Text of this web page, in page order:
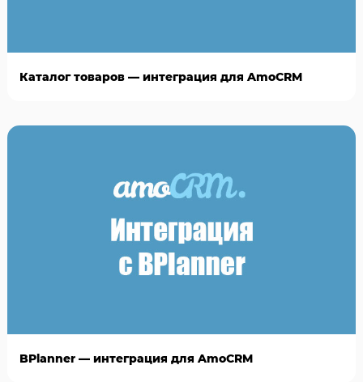
Каталог товаров — интеграция для AmoCRM
BPlanner — интеграция для AmoCRM